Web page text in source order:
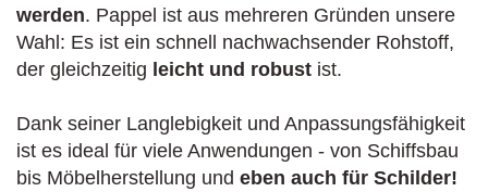
werden. Pappel ist aus mehreren Gründen unsere
Wahl: Es ist ein schnell nachwachsender Rohstoff,
der gleichzeitig leicht und robust ist.
Dank seiner Langlebigkeit und Anpassungsfähigkeit
ist es ideal für viele Anwendungen - von Schiffsbau
bis Möbelherstellung und eben auch für Schilder!